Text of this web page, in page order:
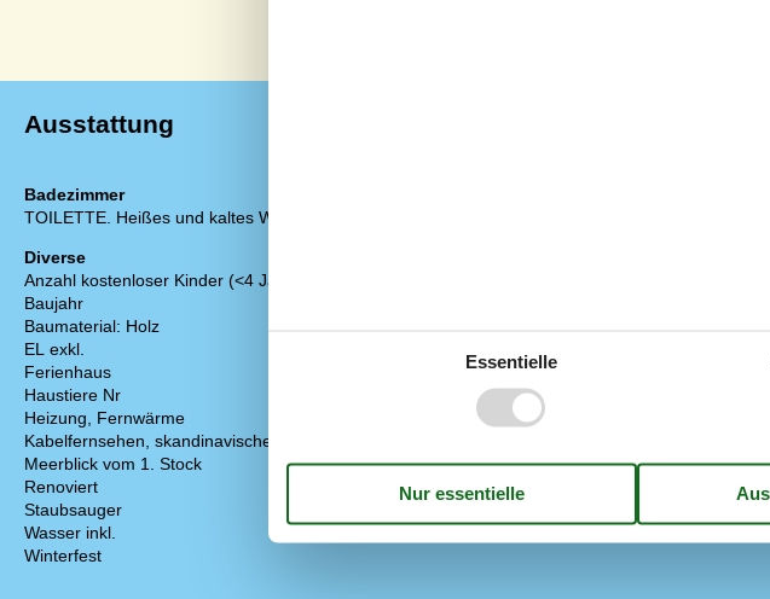
Ausstattung
Badezimmer
TOILETTE. Heißes und kaltes Wasser
Diverse
Anzahl kostenloser Kinder (<4 Jahre)
Baujahr
Baumaterial: Holz
EL exkl.
Ferienhaus
Haustiere Nr
Heizung, Fernwärme
Kabelfernsehen, skandinavischer Sender.
Meerblick vom 1. Stock
Renoviert
Staubsauger
Wasser inkl.
Winterfest
Rauchmelder
Teilweise Fußbodenheizung
Internet (drahtlos)
Smart TV
Essentielle